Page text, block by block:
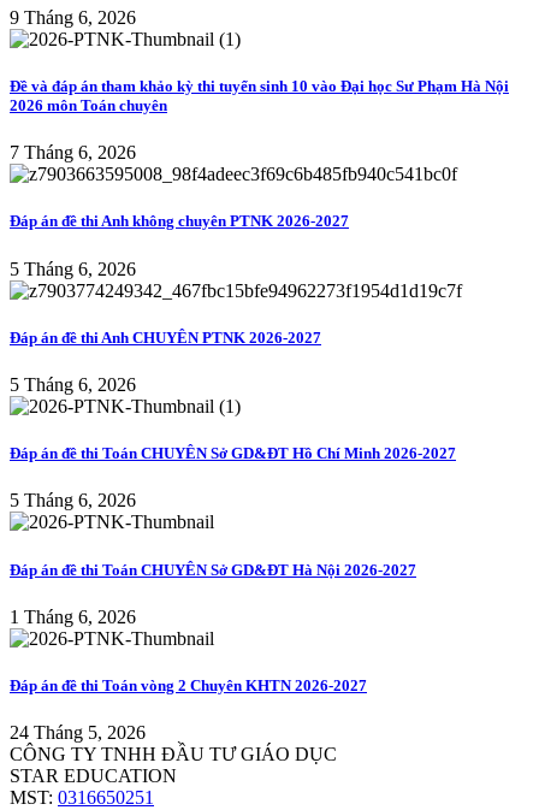
9 Tháng 6, 2026
Đề và đáp án tham khảo kỳ thi tuyển sinh 10 vào Đại học Sư Phạm Hà Nội
2026 môn Toán chuyên
7 Tháng 6, 2026
Đáp án đề thi Anh không chuyên PTNK 2026-2027
5 Tháng 6, 2026
Đáp án đề thi Anh CHUYÊN PTNK 2026-2027
5 Tháng 6, 2026
Đáp án đề thi Toán CHUYÊN Sở GD&ĐT Hồ Chí Minh 2026-2027
5 Tháng 6, 2026
Đáp án đề thi Toán CHUYÊN Sở GD&ĐT Hà Nội 2026-2027
1 Tháng 6, 2026
Đáp án đề thi Toán vòng 2 Chuyên KHTN 2026-2027
24 Tháng 5, 2026
CÔNG TY TNHH ĐẦU TƯ GIÁO DỤC
STAR EDUCATION
MST: 0316650251